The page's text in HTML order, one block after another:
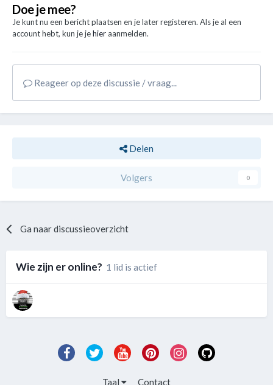
Doe je mee?
Je kunt nu een bericht plaatsen en je later registeren. Als je al een
account hebt, kun je jehieraanmelden.
Reageer op deze discussie / vraag...
Delen
Volgers 0
Ga naar discussieoverzicht
Wie zijn er online? 1 lid is actief
Taal Contact